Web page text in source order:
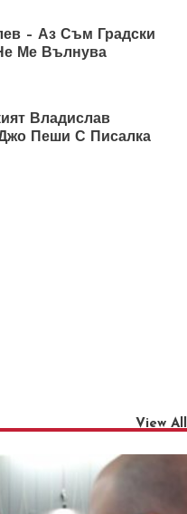
– Аз Съм Градски
Ме Вълнува
Владислав
Пеши С Писалка
View All